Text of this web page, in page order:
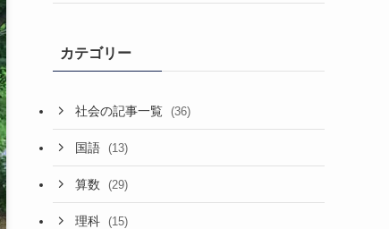
カテゴリー
社会の記事一覧 (36)
国語 (13)
算数 (29)
理科 (15)